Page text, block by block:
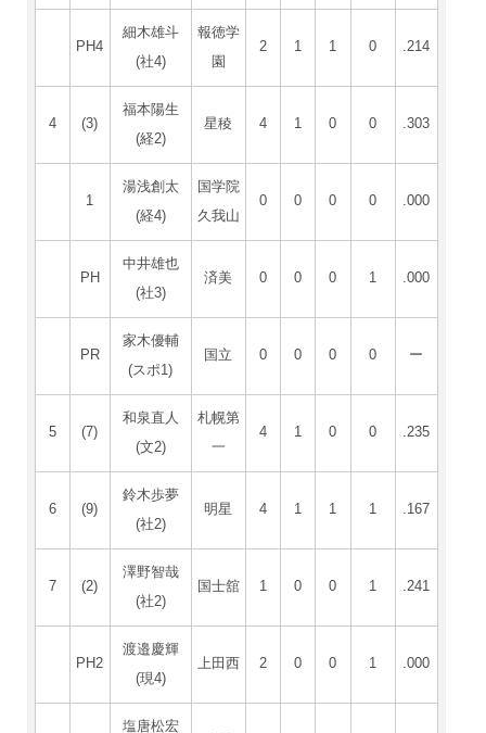
PH4
細木雄斗
(社4)
報徳学
園
2 1 1 0 .214
4 (3)
福本陽生
(経2)
星稜 4 1 0 0 .303
1
湯浅創太
(経4)
国学院
久我山
0 0 0 0 .000
PH
中井雄也
(社3)
済美 0 0 0 1 .000
PR
家木優輔
(スポ1)
国立 0 0 0 0 ー
5 (7)
和泉直人
(文2)
札幌第
一
4 1 0 0 .235
6 (9)
鈴木歩夢
(社2)
明星 4 1 1 1 .167
7 (2)
澤野智哉
(社2)
国士舘 1 0 0 1 .241
PH2
渡邉慶輝
(現4)
上田西 2 0 0 1 .000
塩唐松宏